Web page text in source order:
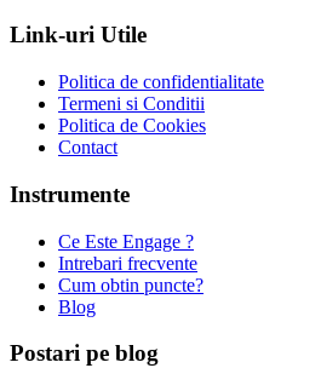
Link-uri Utile
Politica de confidentialitate
Termeni si Conditii
Politica de Cookies
Contact
Instrumente
Ce Este Engage ?
Intrebari frecvente
Cum obtin puncte?
Blog
Postari pe blog